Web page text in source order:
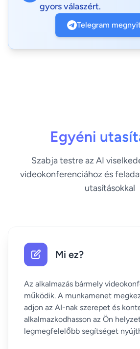
gyors válaszért.
Telegram
Egyéni
Szabja testre az AI
videokonferenciához és
utasításokkal
Mi ez?
Az alkalmazás bármely
működik. A munkamenet
adjon az AI-nak szerepet és
alkalmazkodhasson az Ön
legmegfelelőbb segítséget